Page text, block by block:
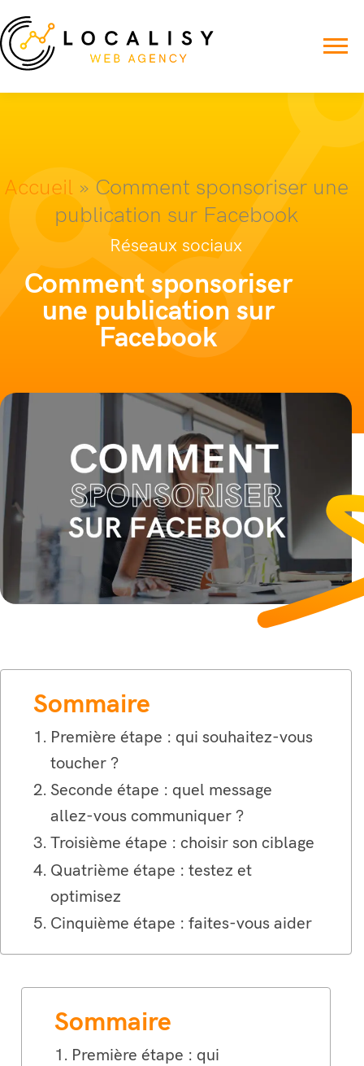
Accueil »Comment sponsoriser une
publication sur Facebook
Réseaux sociaux
Comment sponsoriser
une publication sur
Facebook
Sommaire
Première étape : qui souhaitez-vous
toucher ?
Seconde étape : quel message
allez-vous communiquer ?
Troisième étape : choisir son ciblage
Quatrième étape : testez et
optimisez
Cinquième étape : faites-vous aider
Sommaire
Première étape : qui